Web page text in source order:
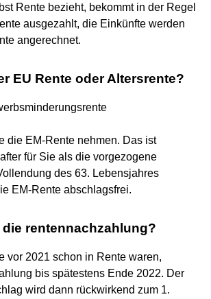
Rente bezieht, bekommt in der Regel
ausgezahlt, die Einkünfte werden
angerechnet.
EU Rente oder Altersrente?
die EM-Rente nehmen. Das ist
für Sie als die vorgezogene
des 63. Lebensjahres
EM-Rente abschlagsfrei.
die rentennachzahlung?
vor 2021 schon in Rente waren,
bis spätestens Ende 2022. Der
wird dann rückwirkend zum 1.